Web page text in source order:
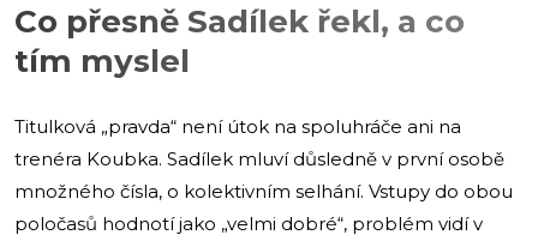
Co přesně Sadílek řekl, a co
tím myslel
Titulková „pravda“ není útok na spoluhráče ani na
trenéra Koubka. Sadílek mluví důsledně v první osobě
množného čísla, o kolektivním selhání. Vstupy do obou
poločasů hodnotí jako „velmi dobré“, problém vidí v